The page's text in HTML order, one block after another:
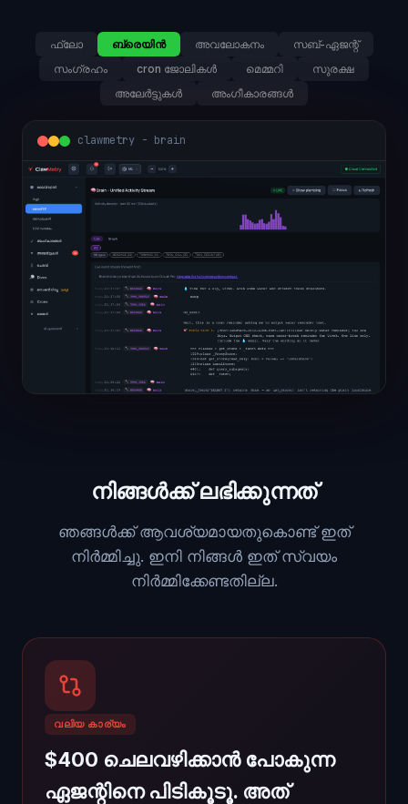
ഫ്ലോ ബ്രെയിൻ അവലോകനം
സബ്-ഏജന്റ്
സംഗ്രഹം
cron ജോലികൾ മെമ്മറി
സുരക്ഷ
അലേർട്ടുകൾ
അംഗീകാരങ്ങൾ
clawmetry - overview
നിങ്ങൾക്ക് ലഭിക്കുന്നത്
ഞങ്ങൾക്ക് ആവശ്യമായതുകൊണ്ട് ഇത്
നിർമ്മിച്ചു. ഇനി നിങ്ങൾ ഇത് സ്വയം
നിർമ്മിക്കേണ്ടതില്ല.
വലിയ കാര്യം
$400 ചെലവഴിക്കാൻ പോകുന്ന
ഏജന്റിനെ പിടികൂടൂ. അത്